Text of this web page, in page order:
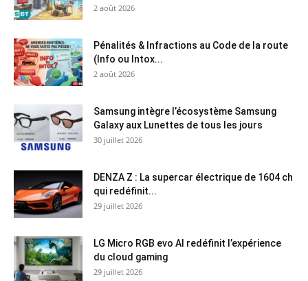
2 août 2026
Pénalités & Infractions au Code de la route
(Info ou Intox...
2 août 2026
Samsung intègre l’écosystème Samsung
Galaxy aux Lunettes de tous les jours
30 juillet 2026
DENZA Z : La supercar électrique de 1604 ch
qui redéfinit...
29 juillet 2026
LG Micro RGB evo AI redéfinit l’expérience
du cloud gaming
29 juillet 2026